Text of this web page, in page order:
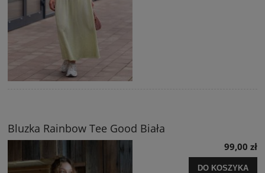
Bluzka Rainbow Tee Good Biała
99,00 zł
DO KOSZYKA